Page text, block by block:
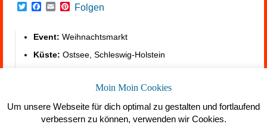
TwitterFacebook
EmailPinterest
Folgen
Event: Weihnachtsmarkt
Küste: Ostsee, Schleswig-Holstein
https://summerfeeling.de/kreuzfahrt/
Moin Moin Cookies
Um unsere Webseite für dich optimal zu gestalten und fortlaufend
verbessern zu können, verwenden wir Cookies.